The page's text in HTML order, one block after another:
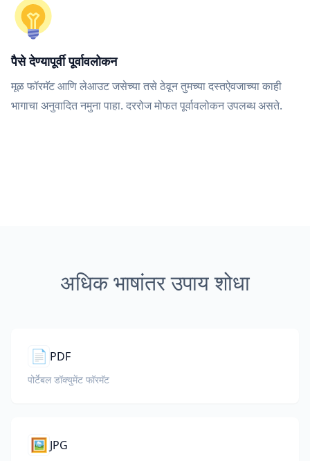
पैसे देण्यापूर्वी पूर्वावलोकन
मूळ फॉरमॅट आणि लेआउट जसेच्या तसे ठेवून तुमच्या दस्तऐवजाच्या काही
भागाचा अनुवादित नमुना पाहा. दररोज मोफत पूर्वावलोकन उपलब्ध असते.
अधिक भाषांतर उपाय शोधा
📄 PDF
पोर्टेबल डॉक्युमेंट फॉरमॅट
🖼️ JPG